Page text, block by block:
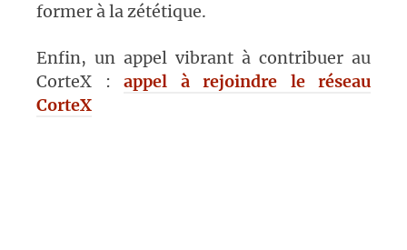
former à la zététique.
Enfin, un appel vibrant à contribuer au
CorteX : appel à rejoindre le réseau
CorteX